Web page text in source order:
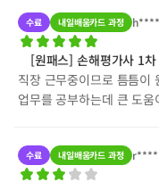
수료 내일배움카드 과정
[원패스] 손해평가사 1차
직장 근무중이므로 틈틈이
업무를 공부하는데 큰 도
수료 내일배움카드 과정